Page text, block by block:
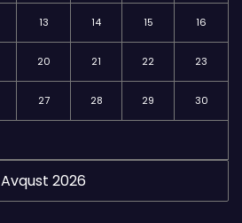
Avqust 2026
13 14 15 16
20 21 22 23
27 28 29 30